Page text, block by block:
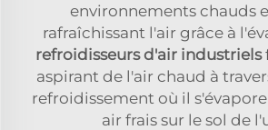
environnements chauds
rafraîchissant l'air grâce à
refroidisseurs d'air industriels
aspirant de l'air chaud à
refroidissement où il
air frais sur le sol de